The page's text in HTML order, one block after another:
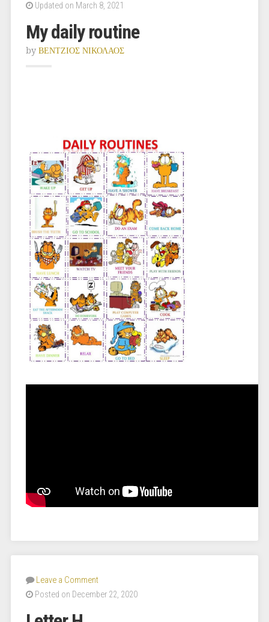
Updated on March 8, 2021
My daily routine
by ΒΕΝΤΖΙΟΣ ΝΙΚΟΛΑΟΣ
Leave a Comment
Posted on December 22, 2020